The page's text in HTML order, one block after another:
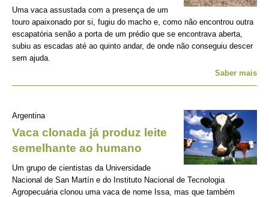
Uma vaca assustada com a presença de um
touro apaixonado por si, fugiu do macho e, como não encontrou outra
escapatória senão a porta de um prédio que se encontrava aberta,
subiu as escadas até ao quinto andar, de onde não conseguiu descer
sem ajuda.
Saber mais
Argentina
Vaca clonada já produz leite
semelhante ao humano
Um grupo de cientistas da Universidade
Nacional de San Martín e do Instituto Nacional de Tecnologia
Agropecuária clonou uma vaca de nome Issa, mas que também